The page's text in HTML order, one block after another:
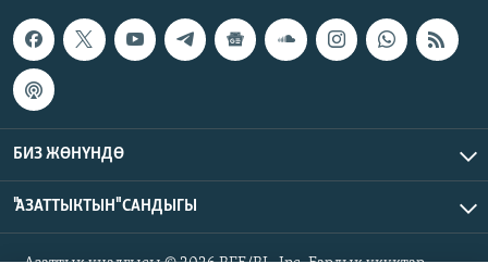
БИЗ ЖӨНҮНДӨ
"АЗАТТЫКТЫН" САНДЫГЫ